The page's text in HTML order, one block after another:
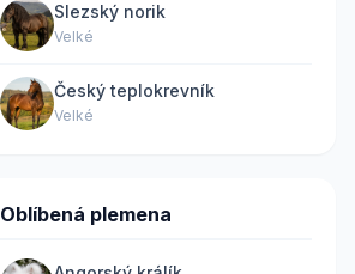
Slezský norik
Velké
Český teplokrevník
Velké
Oblíbená plemena